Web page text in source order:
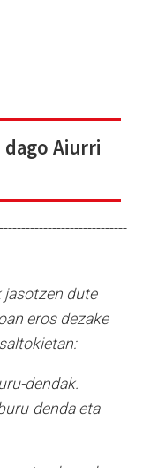
Aiurri
jasotzen dute
eros dezake
dendak.
denda eta